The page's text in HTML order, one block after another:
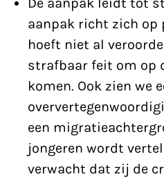
aanpak richt zich op
hoeft niet al
strafbaar feit om op
komen. Ook zien we
een
jongeren wordt
verwacht dat zij de